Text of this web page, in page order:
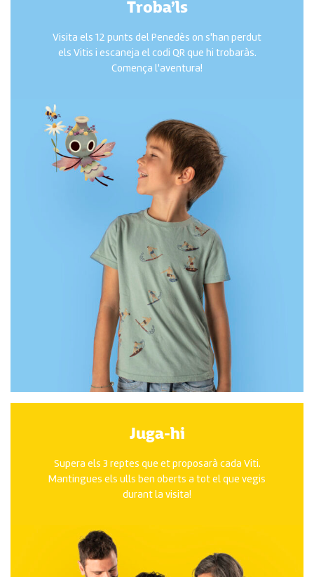
Troba’ls
Visita els 12 punts del Penedès on s'han perdut
els Vitis i escaneja el codi QR que hi trobaràs.
Comença l'aventura!
Juga-hi
Supera els 3 reptes que et proposarà cada Viti.
Mantingues els ulls ben oberts a tot el que vegis
durant la visita!